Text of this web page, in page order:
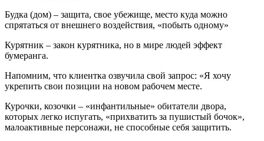
Будка (дом) – защита, свое убежище, место куда можно
спрятаться от внешнего воздействия, «побыть одному»
Курятник – закон курятника, но в мире людей эффект
бумеранга.
Напомним, что клиентка озвучила свой запрос: «Я хочу
укрепить свои позиции на новом рабочем месте.
Курочки, козочки – «инфантильные» обитатели двора,
которых легко испугать, «прихватить за пушистый бочок»,
малоактивные персонажи, не способные себя защитить.